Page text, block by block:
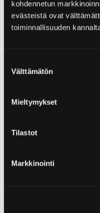
kohdennetun
evästeistä ovat
toiminnallisuuden
valinta
Välttämätön
Mieltymykset
Tilastot
Markkinointi
Pelle-
Das Spielgebiet von
fast fünf
verschiedene
und Klettergerüsten